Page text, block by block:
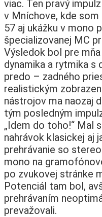
viac. Ten pravý
v Mníchove, kde som
57 aj ukážku v mono
špecializovanej MC
Výsledok bol pre
dynamika a rytmika s
predo – zadného
realistickým
nástrojov ma naozaj
tým posledným
„Idem do toho!“ Mal
nahrávok klasickej aj
prehrávanie so
mono na
po zvukovej stránke
Potenciál tam bol,
prehrávaním
prevažovali.